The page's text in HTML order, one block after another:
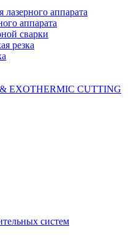
аппарата
аппарата
сварки
резка
EXOTHERMIC CUTTING
систем